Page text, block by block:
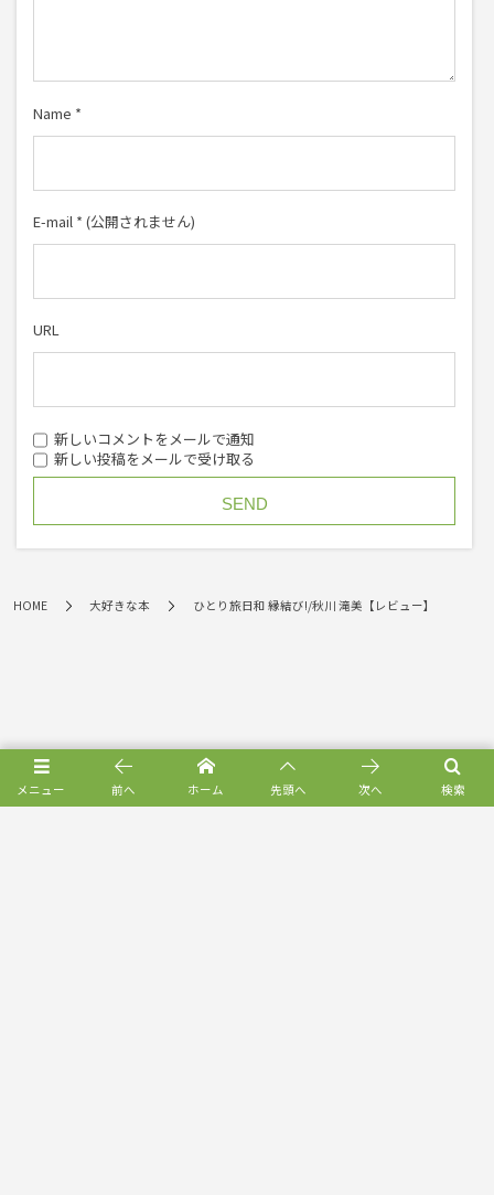
Name *
E-mail * (公開されません)
URL
新しいコメントをメールで通知
新しい投稿をメールで受け取る
HOME 大好きな本 ひとり旅日和 縁結び!/秋川 滝美【レビュー】
メニュー 検索
前へ ホーム 先頭へ 次へ